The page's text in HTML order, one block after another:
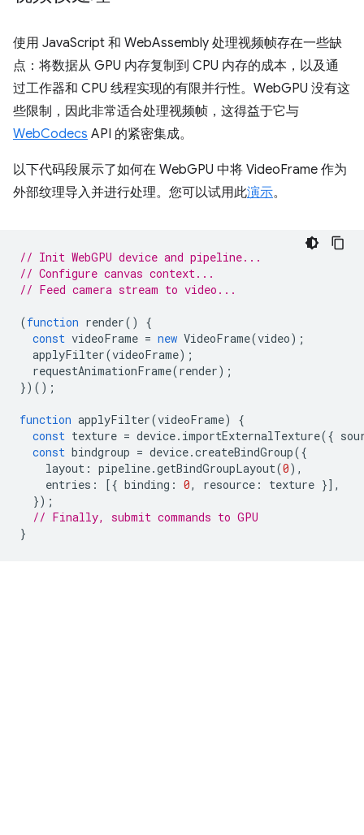
使用 JavaScript 和 WebAssembly 处理视频帧存在一些缺
点：将数据从 GPU 内存复制到 CPU 内存的成本，以及通
过工作器和 CPU 线程实现的有限并行性。WebGPU 没有这
些限制，因此非常适合处理视频帧，这得益于它与
WebCodecs API 的紧密集成。
以下代码段展示了如何在 WebGPU 中将 VideoFrame 作为
外部纹理导入并进行处理。您可以试用此演示。
// Init WebGPU device and pipeline...
// Configure canvas context...
// Feed camera stream to video...
(function render()
{
const videoFrame = new VideoFrame(video);
applyFilter(videoFrame);
requestAnimationFrame(render);
})();
function applyFilter(videoFrame)
{
const texture = device. importExternalTexture({
const bindgroup = device.createBindGroup({
layout : pipeline.getBindGroupLayout(0),
entries : [{ binding : 0, resource : texture }],
});
// Finally, submit commands to GPU
}